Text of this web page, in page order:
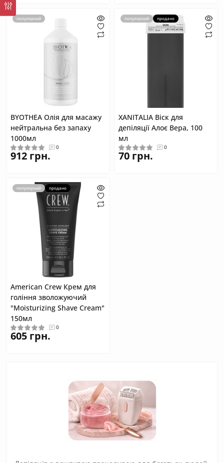
популярний
BYOTHEA Олія для масажу
нейтральна без запаху
1000мл
0
912 грн.
популярний продано
XANITALIA Віск для
депіляції Алоє Вера, 100
мл
0
70 грн.
популярний продано
American Crew Крем для
гоління зволожуючий
"Moisturizing Shave Cream"
150мл
0
605 грн.